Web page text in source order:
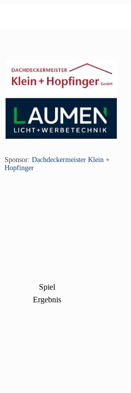
Sponsor: Dachdeckermeister Klein +
Hopfinger
Spiel
Ergebnis